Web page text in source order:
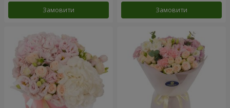
Замовити Замовити